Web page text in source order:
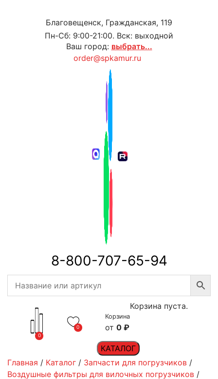
Благовещенск, Гражданская, 119
Пн-Сб: 9:00-21:00. Вск: выходной
Ваш город: выбрать...
order@spkamur.ru
8-800-707-65-94
0
0
Корзина
0 ₽
Корзина пуста.
КАТАЛОГ
Главная / Каталог / Запчасти для погрузчиков /
Воздушные фильтры для вилочных погрузчиков /